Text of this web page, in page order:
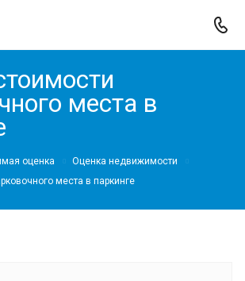
места в
оценка
Оценка недвижимости
места в паркинге